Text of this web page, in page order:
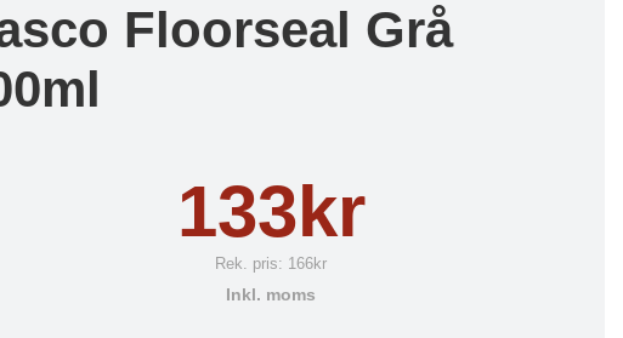
Floorseal Grå
133kr
Rek. pris: 166kr
Inkl. moms